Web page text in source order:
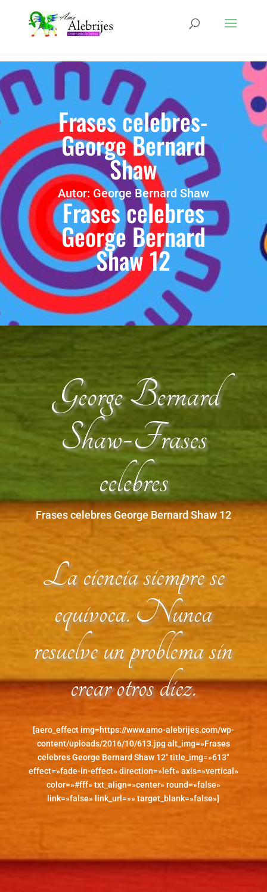
Frases celebres-
George Bernard
Shaw
Autor: George Bernard Shaw
Frases celebres
George Bernard
Shaw 12
George Bernard
Shaw-Frases
celebres
Frases celebres George Bernard Shaw 12
La ciencia siempre se
equivoca. Nunca
resuelve un problema sin
crear otros diez.
[aero_effect img=https://www.amo-alebrijes.com/wp-
content/uploads/2016/10/613.jpg alt_img=»Frases
celebres George Bernard Shaw 12″ title_img=»613″
effect=»fade-in-effect» direction=»left» axis=»vertical»
color=»#fff» txt_align=»center» round=»false»
link=»false» link_url=»» target_blank=»false»]